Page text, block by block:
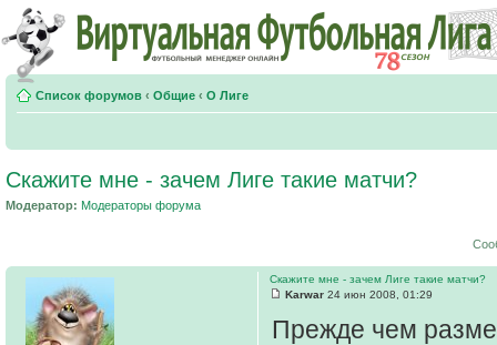
Список форумов ‹ Общие ‹ О Лиге
Скажите мне - зачем Лиге такие матчи?
Модератор: Модераторы форума
Скажите мне - зачем Лиге такие матчи?
Karwar 24 июн 2008, 01:29
Прежде чем